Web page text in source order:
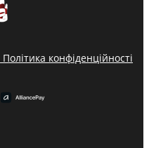
Політика конфіденційності